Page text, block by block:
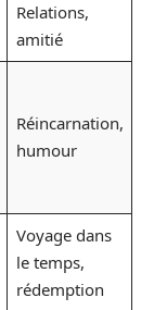
Relations,
amitié
Réincarnation,
humour
Voyage dans
le temps,
rédemption